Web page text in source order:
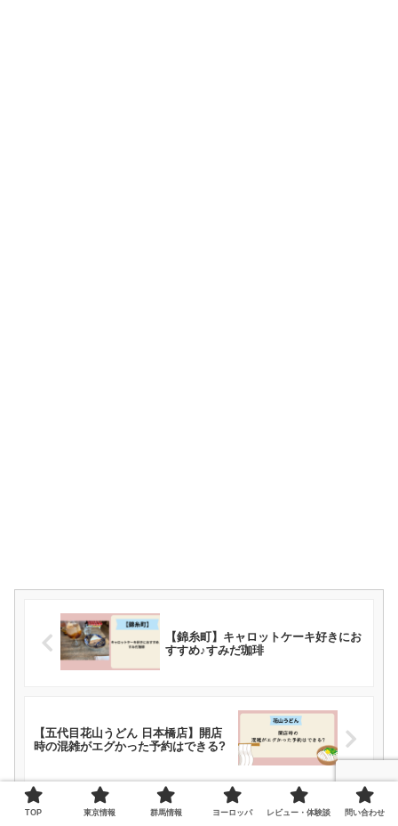
【錦糸町】キャロットケーキ好きにお
すすめ♪すみだ珈琲
【五代目花山うどん 日本橋店】開店
時の混雑がエグかった予約はできる?
TOP 東京情報 群馬情報 ヨーロッパ レビュー・体験談 問い合わせ